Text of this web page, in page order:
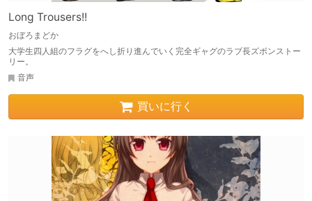
Long Trousers!!
おぼろまどか
大学生四人組のフラグをへし折り進んでいく完全ギャグのラブ長ズボンストー
リー。
音声
買いに行く